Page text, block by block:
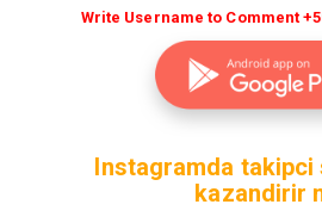
Write Username to Comment
Instagramda takipci
kazandirir